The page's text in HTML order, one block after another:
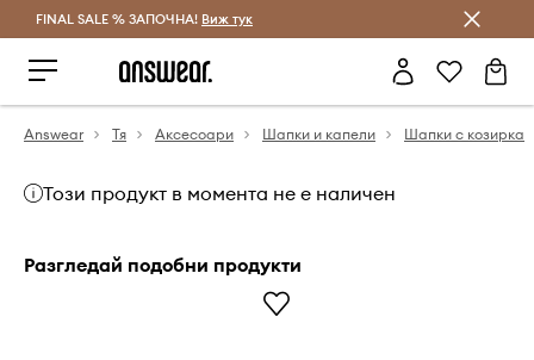
Спестявай с Answear Club
FINAL SALE % ЗАПОЧНА! Виж тук
Answear Тя Аксесоари Шапки и капели Шапки с козирка
Този продукт в момента не е наличен
Разгледай подобни продукти